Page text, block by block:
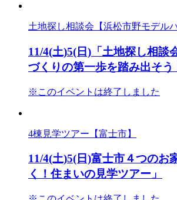
土地探し相談会【浜松市野モデルハ
11/4(土)5(日)「土地探し相談
づくりの第一歩を踏み出そう
※このイベントは終了しました
4棟見学ツアー【富士市】
11/4(土)5(日)富士市４つのお
く！住まいの見学ツアー」